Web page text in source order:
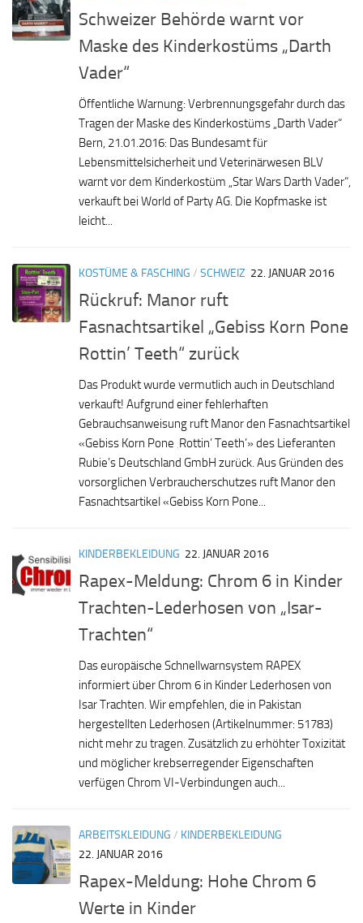
Schweizer Behörde warnt vor
Maske des Kinderkostüms „Darth
Vader“
Öffentliche Warnung: Verbrennungsgefahr durch das
Tragen der Maske des Kinderkostüms „Darth Vader“
Bern, 21.01.2016: Das Bundesamt für
Lebensmittelsicherheit und Veterinärwesen BLV
warnt vor dem Kinderkostüm „Star Wars Darth Vader“,
verkauft bei World of Party AG. Die Kopfmaske ist
leicht...
KOSTÜME & FASCHING / SCHWEIZ 22. JANUAR 2016
Rückruf: Manor ruft
Fasnachtsartikel „Gebiss Korn Pone
Rottin’ Teeth“ zurück
Das Produkt wurde vermutlich auch in Deutschland
verkauft! Aufgrund einer fehlerhaften
Gebrauchsanweisung ruft Manor den Fasnachtsartikel
«Gebiss Korn Pone ‚Rottin’ Teeth’» des Lieferanten
Rubie’s Deutschland GmbH zurück. Aus Gründen des
vorsorglichen Verbraucherschutzes ruft Manor den
Fasnachtsartikel «Gebiss Korn Pone...
KINDERBEKLEIDUNG 22. JANUAR 2016
Rapex-Meldung: Chrom 6 in Kinder
Trachten-Lederhosen von „Isar-
Trachten“
Das europäische Schnellwarnsystem RAPEX
informiert über Chrom 6 in Kinder Lederhosen von
Isar Trachten. Wir empfehlen, die in Pakistan
hergestellten Lederhosen (Artikelnummer: 51783)
nicht mehr zu tragen. Zusätzlich zu erhöhter Toxizität
und möglicher krebserregender Eigenschaften
verfügen Chrom VI-Verbindungen auch...
ARBEITSKLEIDUNG / KINDERBEKLEIDUNG
22. JANUAR 2016
Rapex-Meldung: Hohe Chrom 6
Werte in Kinder